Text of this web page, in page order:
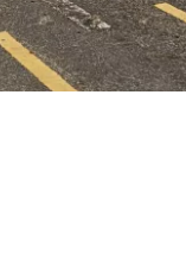
Continuar con